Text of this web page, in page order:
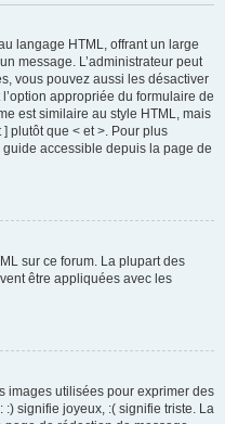
langage HTML, offrant un large
message. L’administrateur peut
vous pouvez aussi les désactiver
appropriée du formulaire de
est similaire au style HTML, mais
plutôt que < et >. Pour plus
accessible depuis la page de
sur ce forum. La plupart des
être appliquées avec les
images utilisées pour exprimer des
signifie joyeux, :( signifie triste. La